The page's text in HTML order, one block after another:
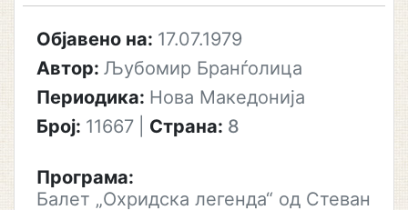
Објавено на: 17.07.1979
Автор: Љубомир Бранѓолица
Периодика: Нова Македонија
Број: 11667 Страна: 8
Програма:
Балет „Охридска легенда“ од Стеван